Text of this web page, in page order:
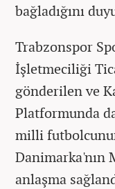
bağladığını
Trabzonspor
İşletmeciliği
gönderilen ve
Platformunda
milli
Danimarka'nın
anlaşma